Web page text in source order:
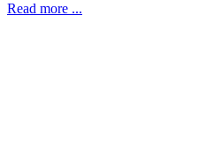
Read more ...